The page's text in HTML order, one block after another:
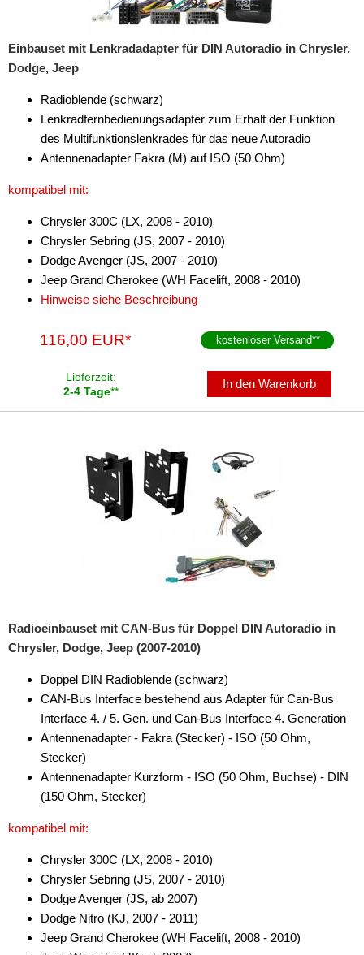
Einbauset mit Lenkradadapter für DIN Autoradio in Chrysler,
Dodge, Jeep
Radioblende (schwarz)
Lenkradfernbedienungsadapter zum Erhalt der Funktion
des Multifunktionslenkrades für das neue Autoradio
Antennenadapter Fakra (M) auf ISO (50 Ohm)
kompatibel mit:
Chrysler 300C (LX, 2008 - 2010)
Chrysler Sebring (JS, 2007 - 2010)
Dodge Avenger (JS, 2007 - 2010)
Jeep Grand Cherokee (WH Facelift, 2008 - 2010)
Hinweise siehe Beschreibung
116,00 EUR* kostenloser Versand**
Lieferzeit:
2-4 Tage**
In den Warenkorb
Radioeinbauset mit CAN-Bus für Doppel DIN Autoradio in
Chrysler, Dodge, Jeep (2007-2010)
Doppel DIN Radioblende (schwarz)
CAN-Bus Interface bestehend aus Adapter für Can-Bus
Interface 4. / 5. Gen. und Can-Bus Interface 4. Generation
Antennenadapter - Fakra (Stecker) - ISO (50 Ohm,
Stecker)
Antennenadapter Kurzform - ISO (50 Ohm, Buchse) - DIN
(150 Ohm, Stecker)
kompatibel mit:
Chrysler 300C (LX, 2008 - 2010)
Chrysler Sebring (JS, 2007 - 2010)
Dodge Avenger (JS, ab 2007)
Dodge Nitro (KJ, 2007 - 2011)
Jeep Grand Cherokee (WH Facelift, 2008 - 2010)